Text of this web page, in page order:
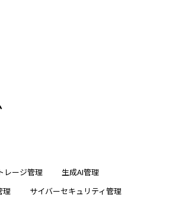
レージ管理
生成AI管理
理
サイバーセキュリティ管理